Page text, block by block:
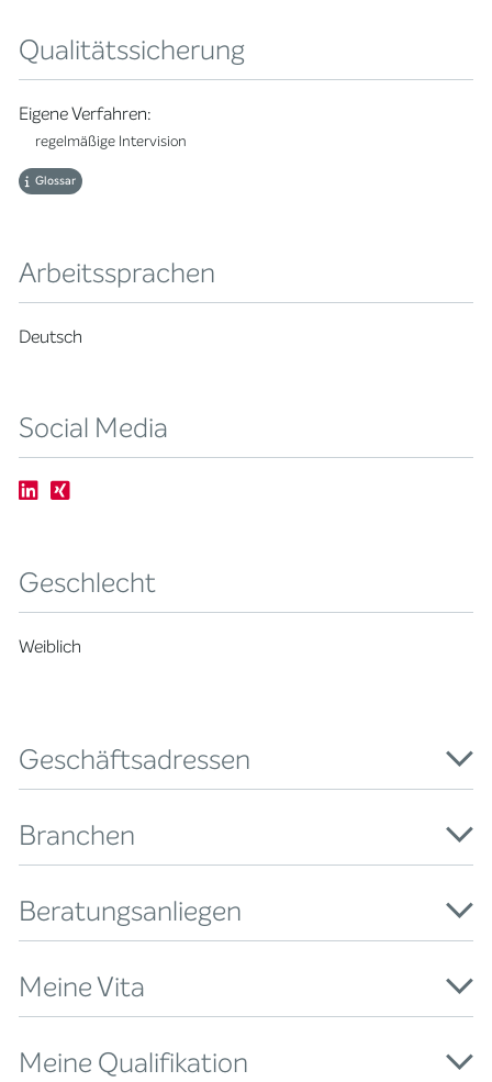
Qualitätssicherung
Eigene Verfahren:
regelmäßige Intervision
Glossar
Arbeitssprachen
Deutsch
Social Media
Geschlecht
Weiblich
Geschäftsadressen
Branchen
Beratungsanliegen
Meine Vita
Meine Qualifikation